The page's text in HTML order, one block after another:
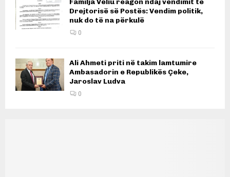
Familja Veliu reagon ndaj vendimit të
Drejtorisë së Postës: Vendim politik,
nuk do të na përkulë
0
Ali Ahmeti priti në takim lamtumire
Ambasadorin e Republikës Çeke,
Jaroslav Ludva
0